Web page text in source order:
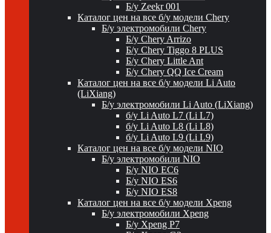
Б/у Zeekr 001
Каталог цен на все б/у модели Chery
Б/у электромобили Chery
Б/у Chery Arrizo
Б/у Chery Tiggo 8 PLUS
Б/у Chery Little Ant
Б/у Chery QQ Ice Cream
Каталог цен на все б/у модели Li Auto
(LiXiang)
Б/у электромобили Li Auto (LiXiang)
б/у Li Auto L7 (Li L7)
б/у Li Auto L8 (Li L8)
б/у Li Auto L9 (Li L9)
Каталог цен на все б/у модели NIO
Б/у электромобили NIO
Б/у NIO EC6
Б/у NIO ES6
Б/у NIO ES8
Каталог цен на все б/у модели Xpeng
Б/у электромобили Xpeng
Б/у Xpeng P7